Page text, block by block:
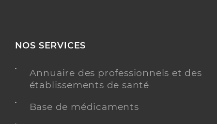
NOS SERVICES
Annuaire des professionnels et des
établissements de santé
Base de médicaments